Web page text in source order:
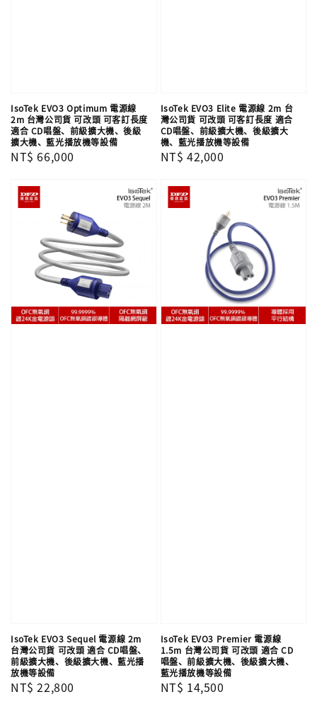
IsoTek EVO3 Optimum 電源線
2m 台灣公司貨 可改頭 可客訂長度
適合 CD唱盤、前級擴大機、後級
擴大機、藍光播放機等設備
Regular
NT$ 66,000
IsoTek EVO3 Elite 電源線 2m 台
灣公司貨 可改頭 可客訂長度 適合
CD唱盤、前級擴大機、後級擴大
機、藍光播放機等設備
Regular
NT$ 42,000
IsoTek EVO3 Sequel 電源線 2m
台灣公司貨 可改頭 適合 CD唱盤、
前級擴大機、後級擴大機、藍光播
放機等設備
Regular
NT$ 22,800
IsoTek EVO3 Premier 電源線
1.5m 台灣公司貨 可改頭 適合 CD
唱盤、前級擴大機、後級擴大機、
藍光播放機等設備
Regular
NT$ 14,500